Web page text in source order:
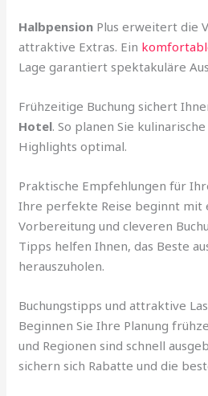
Halbpension Plus erweitert die
attraktive Extras. Ein
Lage garantiert spektakuläre
Frühzeitige Buchung sichert
Hotel. So planen Sie
Highlights optimal.
Praktische Empfehlungen für
Ihre perfekte Reise beginnt mit
Vorbereitung und cleveren
Tipps helfen Ihnen, das Beste
herauszuholen.
Buchungstipps und attraktive
Beginnen Sie Ihre Planung
und Regionen sind schnell
sichern sich Rabatte und die